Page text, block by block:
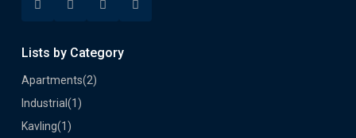
Lists by Category
Apartments(2)
Industrial (1)
Kavling(1)